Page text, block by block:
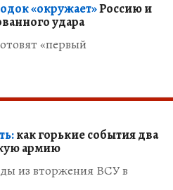
«окружает»Россию и
удара
«первый
как горькие события два
армию
из вторжения ВСУ в